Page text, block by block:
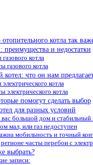
котла так
преимущества и недостатки
котла
газового котла
котел: что он нам
котла
электрического котла
помогут сделать выбор
для разных условий
большой дом и стабильный
мал, или газ недоступен
мобильность и точный
часты перебои с
выбрать?
записи: